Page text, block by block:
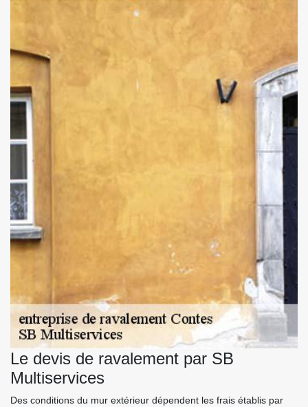
Le devis de ravalement par SB
Multiservices
Des conditions du mur extérieur dépendent les frais établis par